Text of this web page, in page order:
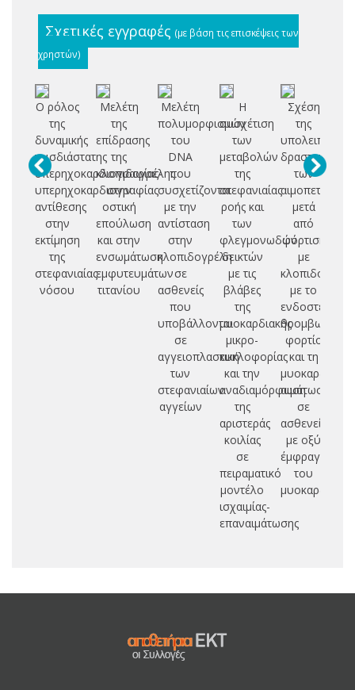
Σχετικές εγγραφές (με βάση τις επισκέψεις των
χρηστών)
Ο ρόλος
της
δυναμικής
τρισδιάστατης
υπερηχοκαρδιογραφίας-
υπερηχοκαρδιογραφίας
αντίθεσης
στην
εκτίμηση
της
στεφανιαίας
νόσου
Μελέτη
της
επίδρασης
της
κλοπιδογρέλης
στην
οστική
επούλωση
και στην
ενσωμάτωση
εμφυτευμάτων
τιτανίου
Μελέτη
πολυμορφισμών
του
DNA
που
συσχετίζονται
με την
αντίσταση
στην
κλοπιδογρέλη
σε
ασθενείς
που
υποβάλλονται
σε
αγγειοπλαστική
των
στεφανιαίων
αγγείων
Η
συσχέτιση
των
μεταβολών
της
στεφανιαίας
ροής και
των
φλεγμονωδών
δεικτών
με τις
βλάβες
της
μυοκαρδιακής
μικρο-
κυκλοφορίας
και την
αναδιαμόρφωση
της
αριστεράς
κοιλίας
σε
πειραματικό
μοντέλο
ισχαιμίας-
επαναιμάτωσης
Σχέση
της
δραστικότητας
των
αιμοπεταλίων,
μετά
από
φόρτιση
με
με το
θρομβωτικό
φορτίο
και τη
μυοκαρδιακή
αιμάτωση
σε
ασθενείς
με οξύ
έμφραγμα
του
μυοκαρδίου